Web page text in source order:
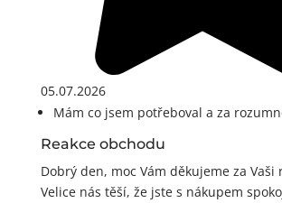
05.07.2026
Mám co jsem potřeboval a za
Reakce obchodu
Dobrý den, moc Vám děkujeme za Vaši
Velice nás těší, že jste s nákupem